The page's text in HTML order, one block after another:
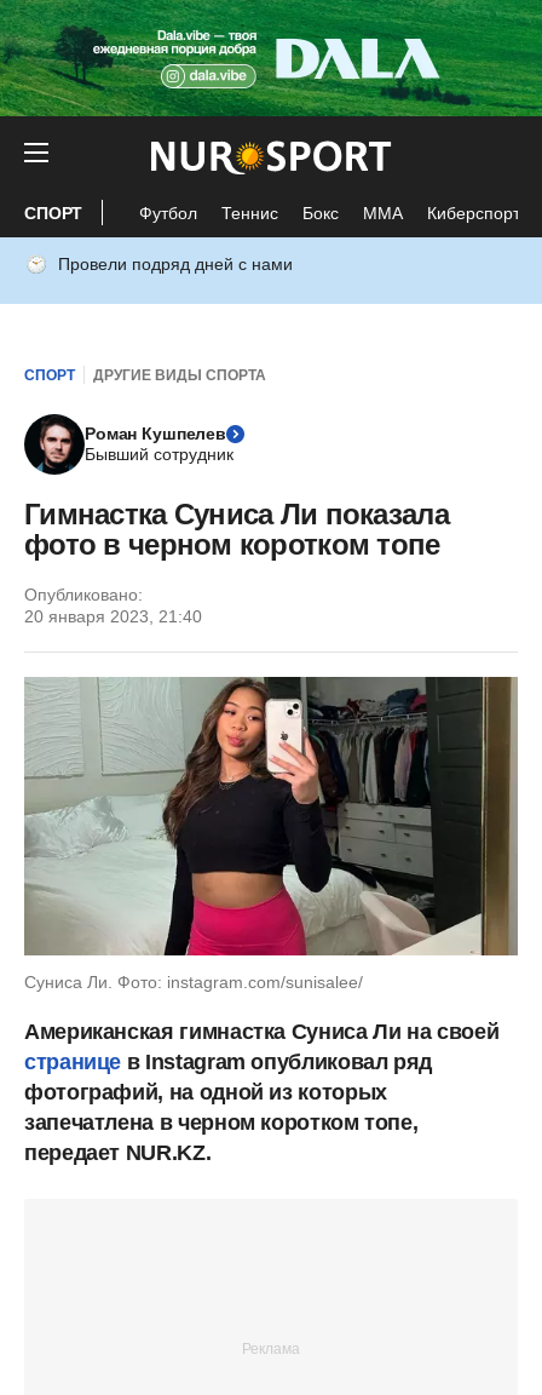
СПОРТ Футбол Теннис Бокс ММА Киберспорт
Провели подряд дней с нами
СПОРТ ДРУГИЕ ВИДЫ СПОРТА
Роман Кушпелев
Бывший сотрудник
Гимнастка Суниса Ли показала
фото в черном коротком топе
Опубликовано:
20 января 2023, 21:40
Суниса Ли. Фото: instagram.com/sunisalee/
Американская гимнастка Суниса Ли на своей
странице в Instagram опубликовал ряд
фотографий, на одной из которых
запечатлена в черном коротком топе,
передает NUR.KZ.